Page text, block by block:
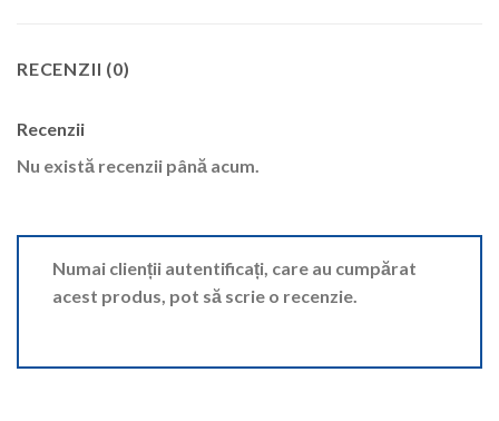
RECENZII (0)
Recenzii
Nu există recenzii până acum.
Numai clienții autentificați, care au cumpărat
acest produs, pot să scrie o recenzie.